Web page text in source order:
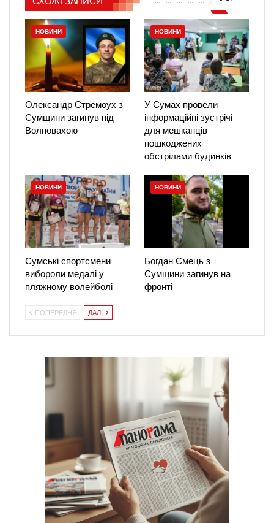
НОВИНИ
Олександр Стремоух з
Сумщини загинув під
Волновахою
НОВИНИ
У Сумах провели
інформаційні зустрічі
для мешканців
пошкоджених
обстрілами будинків
НОВИНИ
Сумські спортсмени
вибороли медалі у
пляжному волейболі
НОВИНИ
Богдан Ємець з
Сумщини загинув на
фронті
ПОПЕРЕДНЯ ДАЛІ